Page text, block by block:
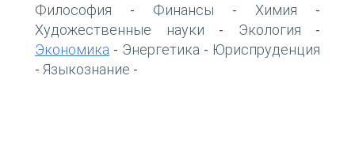
Философия - Финансы - Химия -
Художественные науки - Экология -
Экономика - Энергетика - Юриспруденция
- Языкознание -